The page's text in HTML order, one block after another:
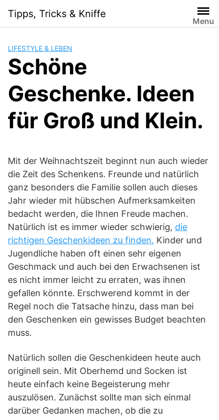
content
Tipps, Tricks & Kniffe
Menu
LIFESTYLE & LEBEN
Schöne
Geschenke. Ideen
für Groß und Klein.
Mit der Weihnachtszeit beginnt nun auch wieder
die Zeit des Schenkens. Freunde und natürlich
ganz besonders die Familie sollen auch dieses
Jahr wieder mit hübschen Aufmerksamkeiten
bedacht werden, die Ihnen Freude machen.
Natürlich ist es immer wieder schwierig, die
richtigen Geschenkideen zu finden. Kinder und
Jugendliche haben oft einen sehr eigenen
Geschmack und auch bei den Erwachsenen ist
es nicht immer leicht zu erraten, was ihnen
gefallen könnte. Erschwerend kommt in der
Regel noch die Tatsache hinzu, dass man bei
den Geschenken ein gewisses Budget beachten
muss.
Natürlich sollen die Geschenkideen heute auch
originell sein. Mit Oberhemd und Socken ist
heute einfach keine Begeisterung mehr
auszulösen. Zunächst sollte man sich einmal
darüber Gedanken machen, ob die zu